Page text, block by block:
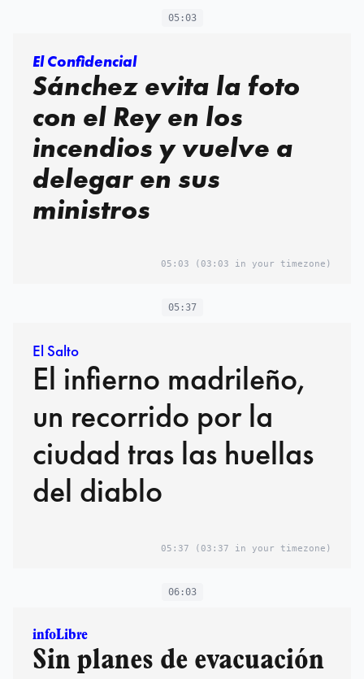
05:03
El Confidencial
Sánchez evita la foto
con el Rey en los
incendios y vuelve a
delegar en sus
ministros
05:03 (03:03 in your timezone)
05:37
El Salto
El infierno madrileño,
un recorrido por la
ciudad tras las huellas
del diablo
05:37 (03:37 in your timezone)
06:03
infoLibre
Sin planes de evacuación